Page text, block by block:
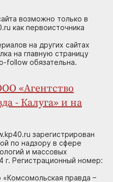
возможно только в
как первоисточника
на других сайтах
на главную страницу
follow обязательна.
«Агентство
- Калуга» и на
зарегистрирован
по надзору в сфере
и массовых
г. Регистрационный номер:
правда –